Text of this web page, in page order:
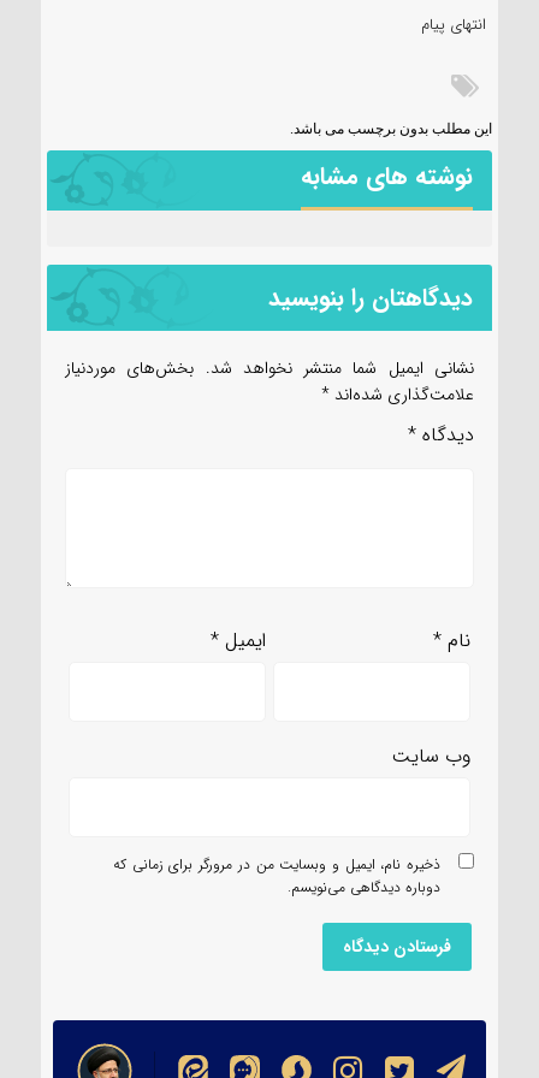
انتهای پیام
این مطلب بدون برچسب می باشد.
نوشته های مشابه
دیدگاهتان را بنویسید
نشانی ایمیل شما منتشر نخواهد شد. بخش‌های موردنیاز
علامت‌گذاری شده‌اند *
دیدگاه *
نام* ایمیل*
وب‌ سایت
ذخیره نام، ایمیل و وبسایت من در مرورگر برای زمانی که
دوباره دیدگاهی می‌نویسم.